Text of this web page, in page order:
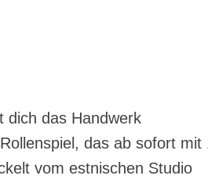
dich das Handwerk
das ab sofort mit
vom estnischen Studio